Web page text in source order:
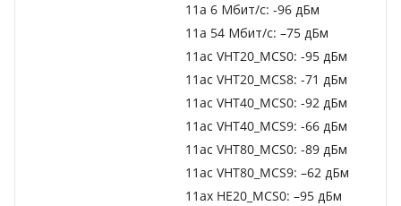
11a 6 Мбит/с: -96 дБм
11a 54 Мбит/с: –75 дБм
11ac VHT20_MCS0: -95 дБм
11ac VHT20_MCS8: -71 дБм
11ac VHT40_MCS0: -92 дБм
11ac VHT40_MCS9: -66 дБм
11ac VHT80_MCS0: -89 дБм
11ac VHT80_MCS9: –62 дБм
11ax HE20_MCS0: –95 дБм